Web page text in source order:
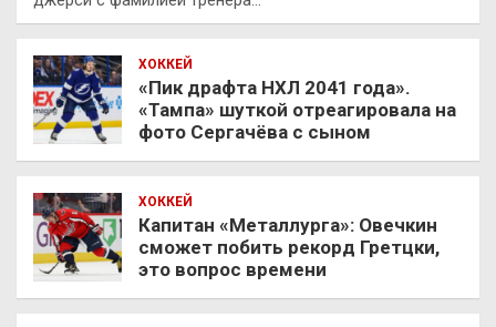
ХОККЕЙ
«Пик драфта НХЛ 2041 года».
«Тампа» шуткой отреагировала на
фото Сергачёва с сыном
ХОККЕЙ
Капитан «Металлурга»: Овечкин
сможет побить рекорд Гретцки,
это вопрос времени